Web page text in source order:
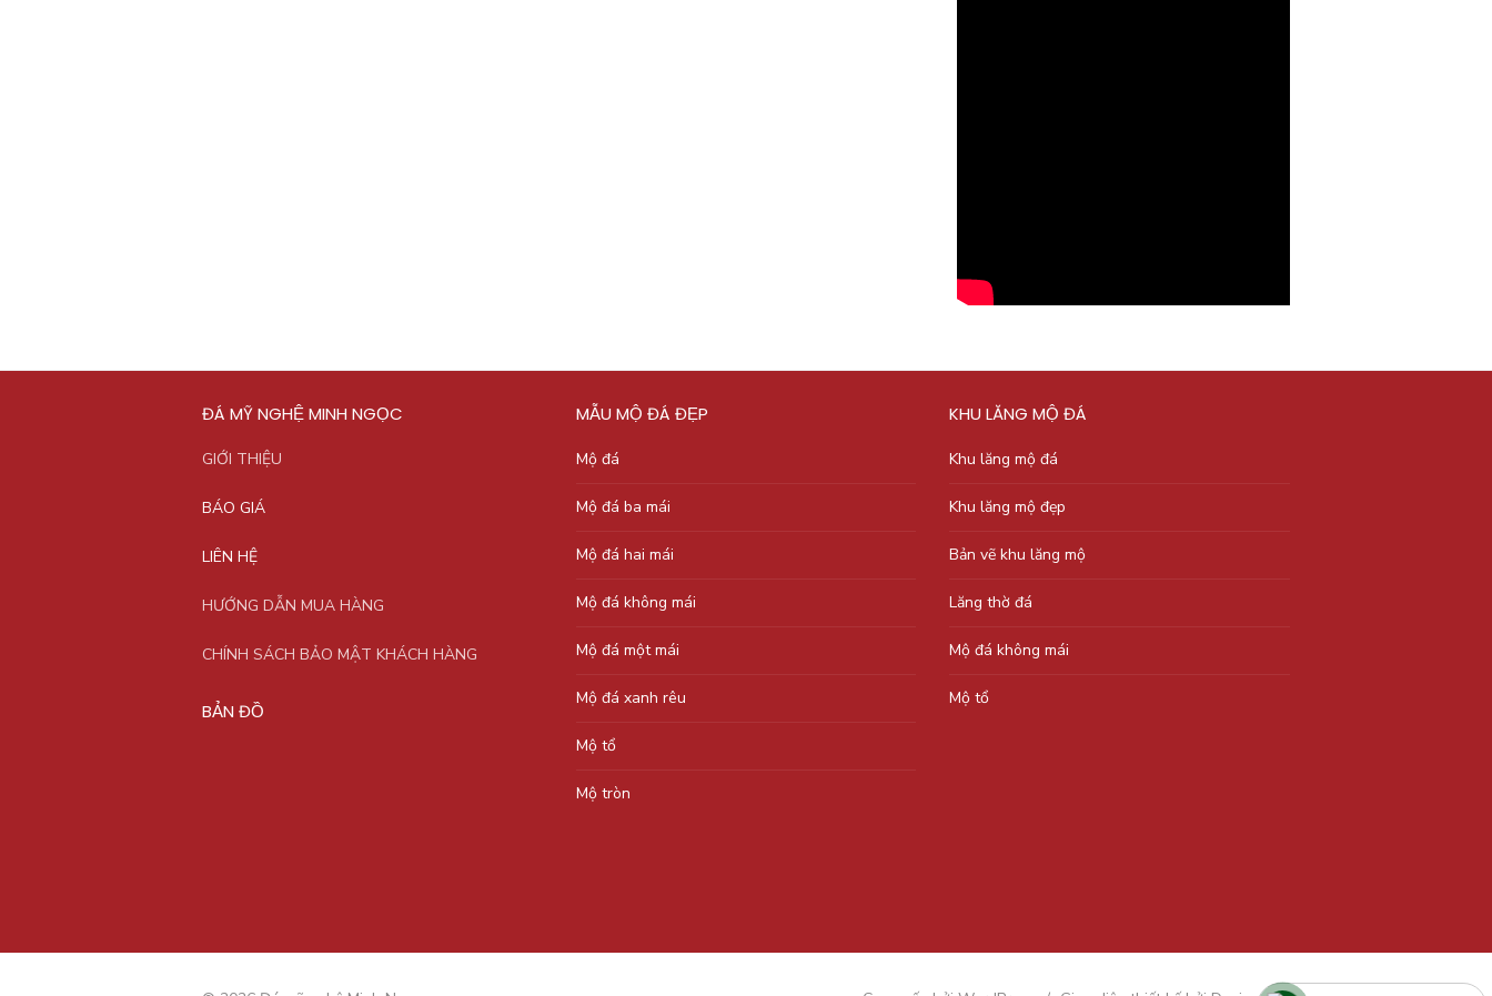
ĐÁ MỸ NGHỆ MINH NGỌC
GIỚI THIỆU
BÁO GIÁ
LIÊN HỆ
HƯỚNG DẪN MUA HÀNG
CHÍNH SÁCH BẢO MẬT KHÁCH HÀNG
BẢN ĐỒ
MẪU MỘ ĐÁ ĐẸP
Mộ đá
Mộ đá ba mái
Mộ đá hai mái
Mộ đá không mái
Mộ đá một mái
Mộ đá xanh rêu
Mộ tổ
Mộ tròn
KHU LĂNG MỘ ĐÁ
Khu lăng mộ đá
Khu lăng mộ đẹp
Bản vẽ khu lăng mộ
Lăng thờ đá
Mộ đá không mái
Mộ tổ